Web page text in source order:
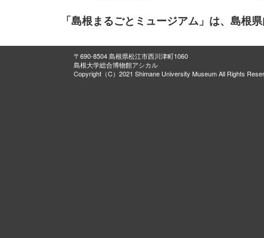
「島根まるごとミュージアム」は、島根
〒690-8504 島根県松江市西川津町1060
島根大学総合博物館アシカル
Copyright（C）2021 Shimane University Museum All Rights